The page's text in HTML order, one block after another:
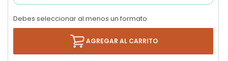
Debes seleccionar al menos un formato
AGREGAR AL CARRITO